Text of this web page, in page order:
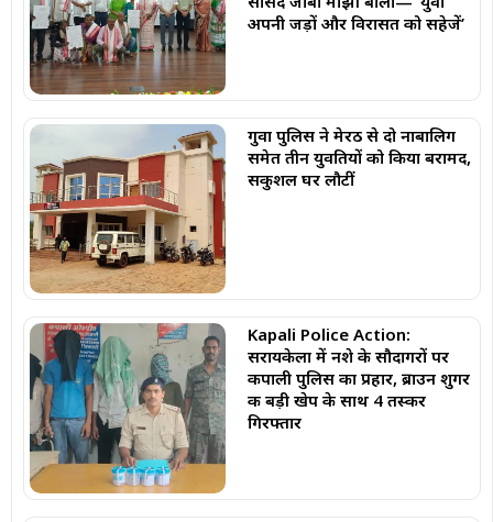
अपनी जड़ों और विरासत को सहेजें’
गुवा पुलिस ने मेरठ से दो नाबालिग
समेत तीन युवतियों को किया बरामद,
सकुशल घर लौटीं
Kapali Police Action:
सरायकेला में नशे के सौदागरों पर
कपाली पुलिस का प्रहार, ब्राउन शुगर
की बड़ी खेप के साथ 4 तस्कर
गिरफ्तार